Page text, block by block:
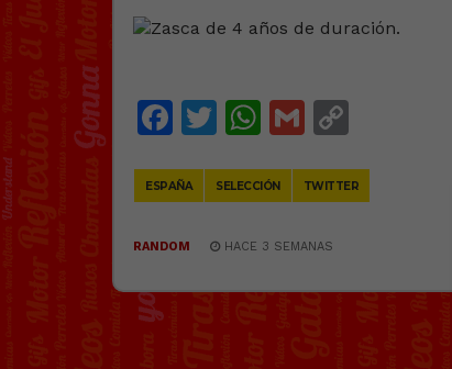
Facebook
Twitter
WhatsApp
Gmail
ESPAÑA SELECCIÓN TWITTER
RANDOM HACE 3 SEMANAS